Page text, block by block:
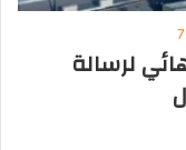
لرسالة